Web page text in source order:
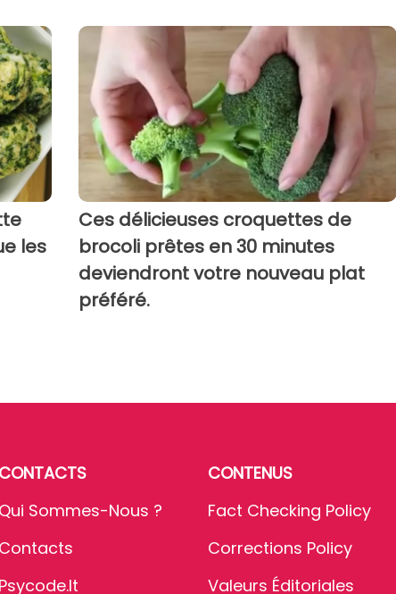
les
Ces délicieuses croquettes de
brocoli prêtes en 30 minutes
deviendront votre nouveau plat
préféré.
CONTACTS
Qui Sommes-Nous ?
Contacts
Psycode.it
CONTENUS
Fact Checking Policy
Corrections Policy
Valeurs Éditoriales